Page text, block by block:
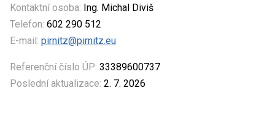
Kontaktní osoba: Ing. Michal Diviš
Telefon: 602 290 512
E-mail: pirnitz@pirnitz.eu
Referenční číslo ÚP: 33389600737
Poslední aktualizace: 2. 7. 2026